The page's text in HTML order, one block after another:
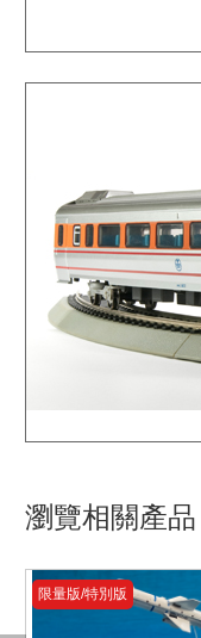
瀏覽相關產品
限量版/特別版